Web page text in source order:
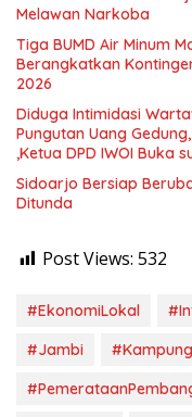
Melawan Narkoba
Tiga BUMD Air Minum
Berangkatkan
2026
Diduga Intimidasi
Pungutan Uang
,Ketua DPD IWOI Buka
Sidoarjo Bersiap
Ditunda
Post Views: 532
#EkonomiLokal
#Jambi